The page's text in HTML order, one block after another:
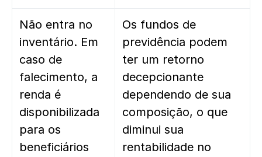
Não entra no
inventário. Em
caso de
falecimento, a
renda é
disponibilizada
para os
beneficiários
Os fundos de
previdência podem
ter um retorno
decepcionante
dependendo de sua
composição, o que
diminui sua
rentabilidade no